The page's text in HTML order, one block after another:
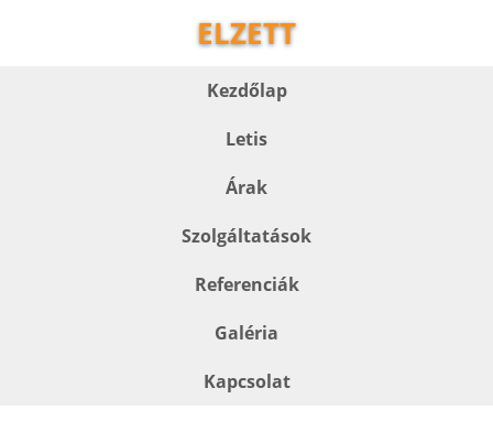
ELZETT
Kezdőlap
Letis
Árak
Szolgáltatások
Referenciák
Galéria
Kapcsolat